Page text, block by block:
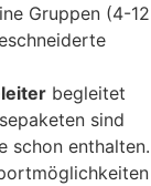
Gruppen (4-12
begleitet
sind
schon enthalten.